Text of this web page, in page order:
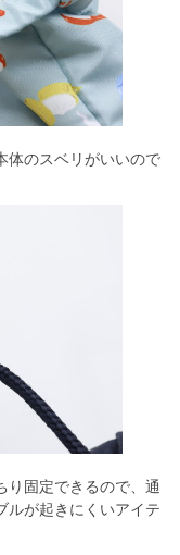
体のスベリがいいので
り固定できるので、通
ルが起きにくいアイテ